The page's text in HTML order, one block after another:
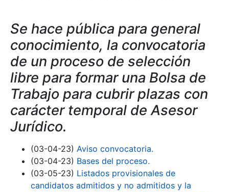
Mostrar/Ocultar
Se hace pública para general
conocimiento, la convocatoria
de un proceso de selección
libre para formar una Bolsa de
Trabajo para cubrir plazas con
carácter temporal de Asesor
Jurídico.
(03-04-23) Aviso convocatoria.
(03-04-23) Bases del proceso.
(03-05-23) Listados provisionales de
candidatos admitidos y no admitidos y la